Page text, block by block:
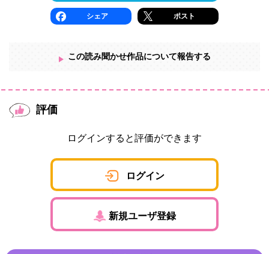
シェア ポスト
この読み聞かせ作品について報告する
評価
ログインすると評価ができます
ログイン
新規ユーザ登録